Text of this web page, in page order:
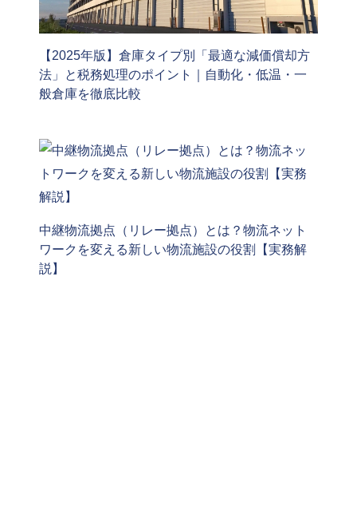
【2025年版】倉庫タイプ別「最適な減価償却方
法」と税務処理のポイント｜自動化・低温・一
般倉庫を徹底比較
中継物流拠点（リレー拠点）とは？物流ネット
ワークを変える新しい物流施設の役割【実務解
説】